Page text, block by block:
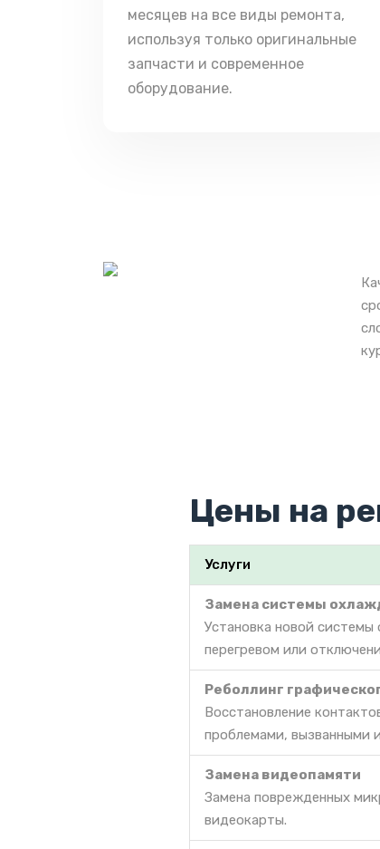
месяцев на все виды ремонта,
используя только оригинальные
запчасти и современное
оборудование.
Цены на
Услуги
Замена системы
Установка новой
перегревом или
Реболлинг
Восстановление
проблемами, вызванными
Замена видеопамяти
Замена поврежденных
видеокарты.